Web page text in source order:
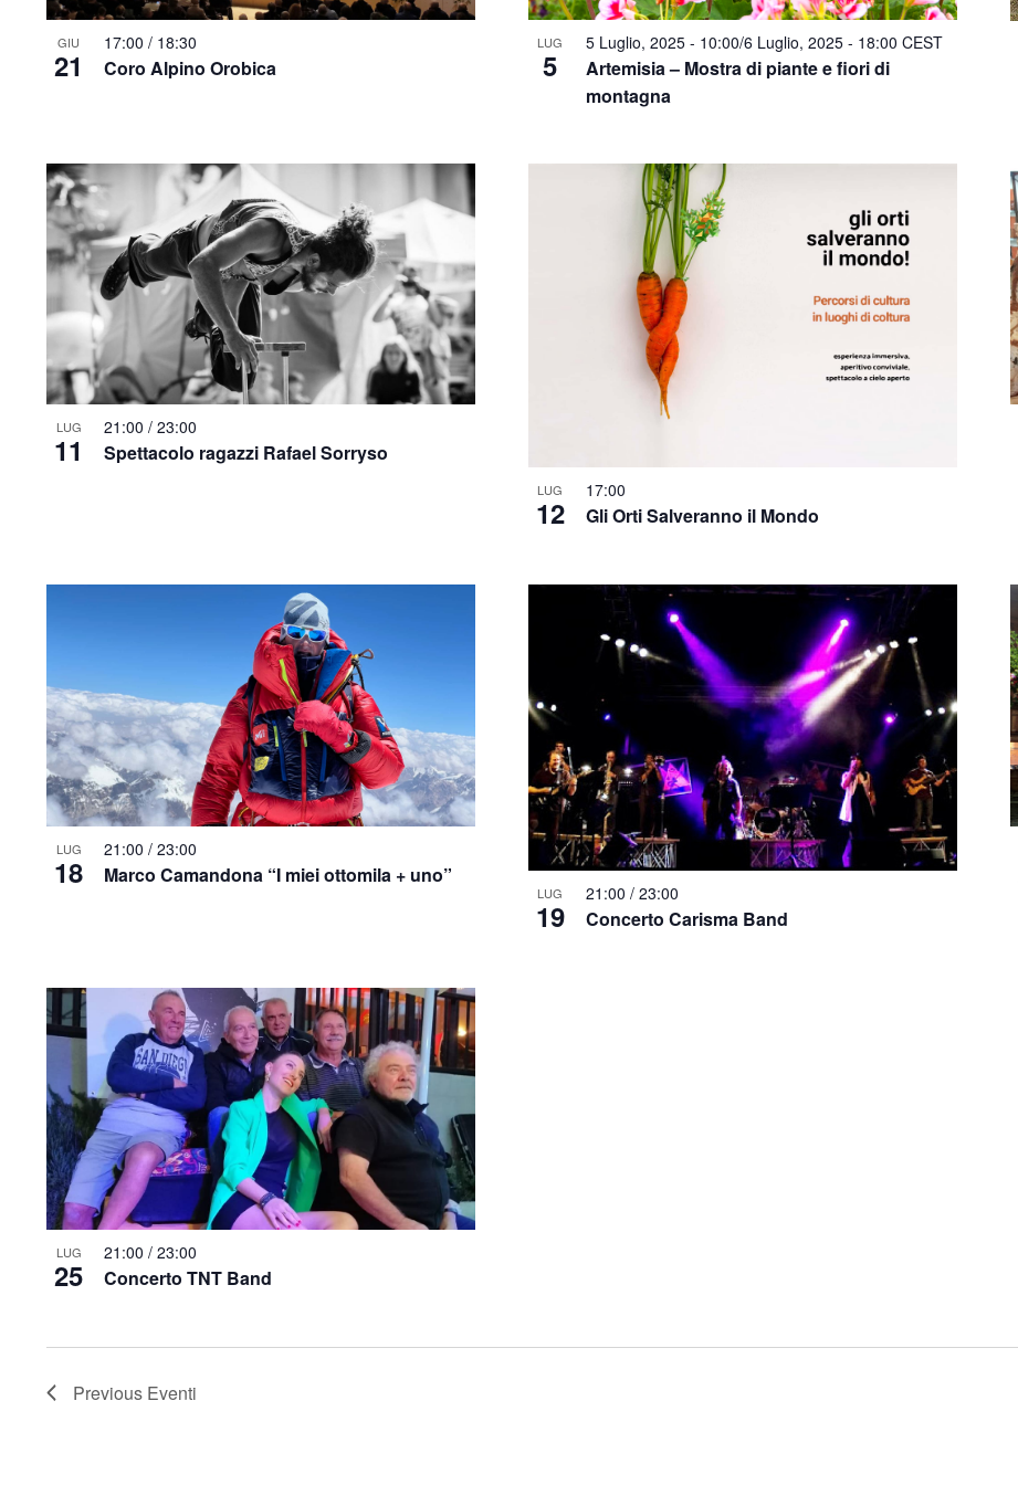
GIU
21 Coro Alpino Orobica
17:00 / 18:30 LUG
5
Artemisia – Mostra di piante e fiori di
montagna
5 Luglio, 2025 - 10:00/6 Luglio, 2025 - 18:00 CEST
LUG
11 Spettacolo ragazzi Rafael Sorryso
21:00 / 23:00
LUG
12 Gli Orti Salveranno il Mondo
17:00
LUG
18 Marco Camandona “I miei ottomila + uno”
21:00 / 23:00
LUG
19 Concerto Carisma Band
21:00 / 23:00
LUG
25 Concerto TNT Band
21:00 / 23:00
Previous Eventi